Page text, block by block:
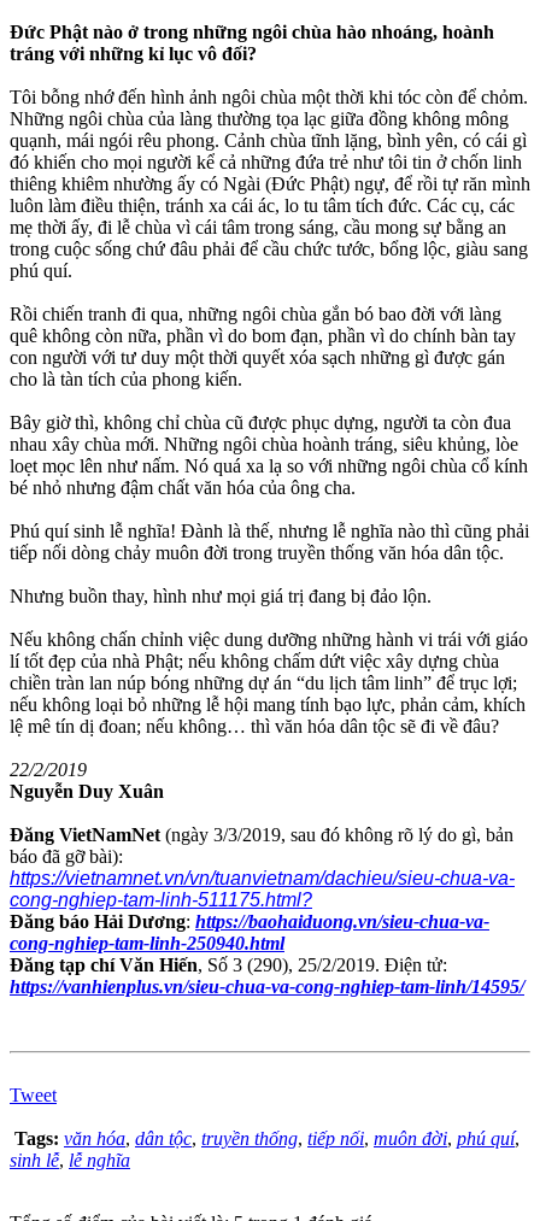
Đức Phật nào ở trong những ngôi chùa hào nhoáng, hoành
tráng với những kỉ lục vô đối?
Tôi bỗng nhớ đến hình ảnh ngôi chùa một thời khi tóc còn để chỏm.
Những ngôi chùa của làng thường tọa lạc giữa đồng không mông
quạnh, mái ngói rêu phong. Cảnh chùa tĩnh lặng, bình yên, có cái gì
đó khiến cho mọi người kể cả những đứa trẻ như tôi tin ở chốn linh
thiêng khiêm nhường ấy có Ngài (Đức Phật) ngự, để rồi tự răn mình
luôn làm điều thiện, tránh xa cái ác, lo tu tâm tích đức. Các cụ, các
mẹ thời ấy, đi lễ chùa vì cái tâm trong sáng, cầu mong sự bằng an
trong cuộc sống chứ đâu phải để cầu chức tước, bổng lộc, giàu sang
phú quí.
Rồi chiến tranh đi qua, những ngôi chùa gắn bó bao đời với làng
quê không còn nữa, phần vì do bom đạn, phần vì do chính bàn tay
con người với tư duy một thời quyết xóa sạch những gì được gán
cho là tàn tích của phong kiến.
Bây giờ thì, không chỉ chùa cũ được phục dựng, người ta còn đua
nhau xây chùa mới. Những ngôi chùa hoành tráng, siêu khủng, lòe
loẹt mọc lên như nấm. Nó quá xa lạ so với những ngôi chùa cổ kính
bé nhỏ nhưng đậm chất văn hóa của ông cha.
Phú quí sinh lễ nghĩa! Đành là thế, nhưng lễ nghĩa nào thì cũng phải
tiếp nối dòng chảy muôn đời trong truyền thống văn hóa dân tộc.
Nhưng buồn thay, hình như mọi giá trị đang bị đảo lộn.
Nếu không chấn chỉnh việc dung dưỡng những hành vi trái với giáo
lí tốt đẹp của nhà Phật; nếu không chấm dứt việc xây dựng chùa
chiền tràn lan núp bóng những dự án “du lịch tâm linh” để trục lợi;
nếu không loại bỏ những lễ hội mang tính bạo lực, phản cảm, khích
lệ mê tín dị đoan; nếu không… thì văn hóa dân tộc sẽ đi về đâu?
22/2/2019
Nguyễn Duy Xuân
Đăng VietNamNet (ngày 3/3/2019, sau đó không rõ lý do gì, bản
báo đã gỡ bài):
https://vietnamnet.vn/vn/tuanvietnam/dachieu/sieu-chua-va-
cong-nghiep-tam-linh-511175.html?
Đăng báo Hải Dương: https://baohaiduong.vn/sieu-chua-va-
cong-nghiep-tam-linh-250940.html
Đăng tạp chí Văn Hiến, Số 3 (290), 25/2/2019. Điện tử:
https://vanhienplus.vn/sieu-chua-va-cong-nghiep-tam-linh/14595/
Tweet
Tags: văn hóa, dân tộc, truyền thống, tiếp nối, muôn đời, phú quí,
sinh lễ, lễ nghĩa